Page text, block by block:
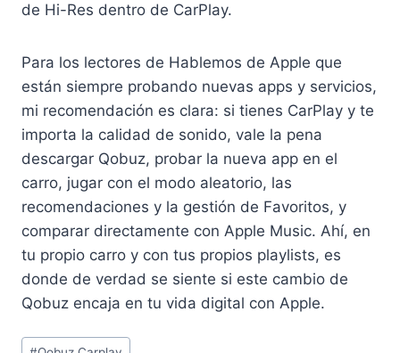
de Hi-Res dentro de CarPlay.
Para los lectores de Hablemos de Apple que
están siempre probando nuevas apps y servicios,
mi recomendación es clara: si tienes CarPlay y te
importa la calidad de sonido, vale la pena
descargar Qobuz, probar la nueva app en el
carro, jugar con el modo aleatorio, las
recomendaciones y la gestión de Favoritos, y
comparar directamente con Apple Music. Ahí, en
tu propio carro y con tus propios playlists, es
donde de verdad se siente si este cambio de
Qobuz encaja en tu vida digital con Apple.
Etiquetas